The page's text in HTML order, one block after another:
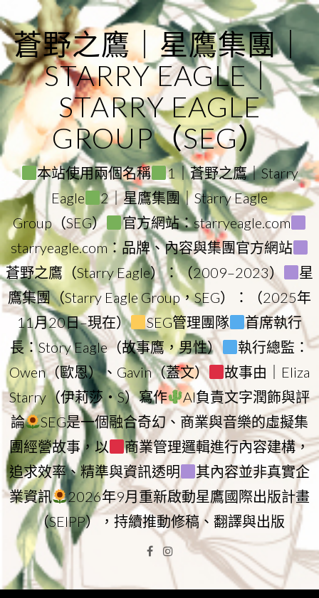
to
content
蒼野之鷹｜星鷹集團｜
STARRY EAGLE｜
STARRY EAGLE
GROUP（SEG）
本站使用兩個名稱
1｜蒼野之鷹｜Starry
Eagle
2｜星鷹集團｜Starry Eagle
Group（SEG）
官方網站：starryeagle.com
starryeagle.com：品牌、內容與集團官方網站
蒼野之鷹（Starry Eagle）：（2009–2023）
星
鷹集團（Starry Eagle Group，SEG）：（2025年
11月20日–現在）
SEG管理團隊
首席執行
長：Story Eagle（故事鷹，男性）
執行總監：
Owen（歐恩）、Gavin（蓋文）
故事由｜Eliza
Starry（伊莉莎・S）寫作
AI負責文字潤飾與評
論
SEG是一個融合奇幻、商業與音樂的虛擬集
團經營故事，以
商業管理邏輯進行內容建構，
追求效率、精準與資訊透明
其內容並非真實企
業資訊
2026年9月重新啟動星鷹國際出版計畫
（SEIPP），持續推動修稿、翻譯與出版
Facebook
Instagram